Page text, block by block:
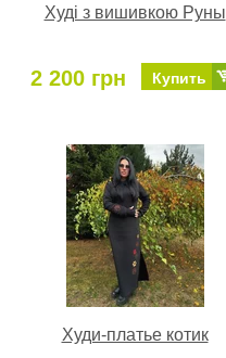
Худі з вишивкою Руны
2 200 грн Купить
Худи-платье котик